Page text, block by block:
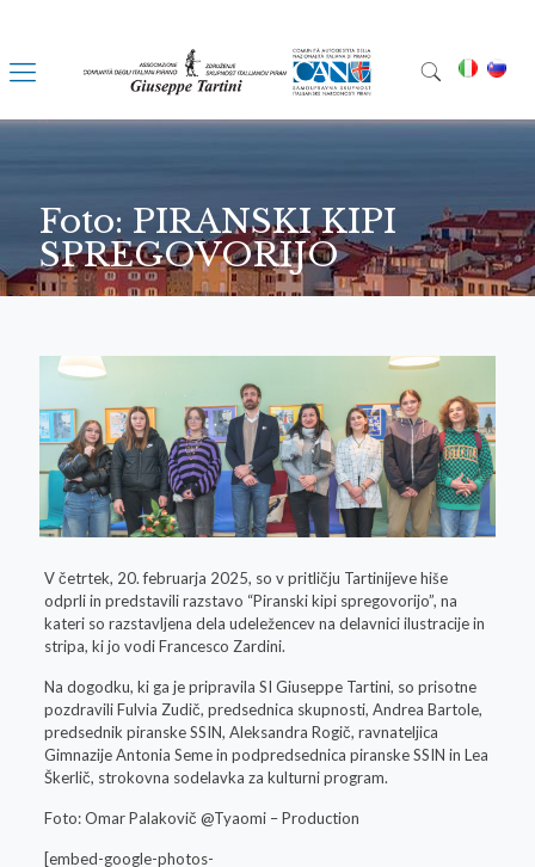
Foto: PIRANSKI KIPI
SPREGOVORIJO
V četrtek, 20. februarja 2025, so v pritličju Tartinijeve hiše
odprli in predstavili razstavo “Piranski kipi spregovorijo”, na
kateri so razstavljena dela udeležencev na delavnici ilustracije in
stripa, ki jo vodi Francesco Zardini.
Na dogodku, ki ga je pripravila SI Giuseppe Tartini, so prisotne
pozdravili Fulvia Zudič, predsednica skupnosti, Andrea Bartole,
predsednik piranske SSIN, Aleksandra Rogič, ravnateljica
Gimnazije Antonia Seme in podpredsednica piranske SSIN in Lea
Škerlič, strokovna sodelavka za kulturni program.
Foto: Omar Palakovič @Tyaomi – Production
[embed-google-photos-